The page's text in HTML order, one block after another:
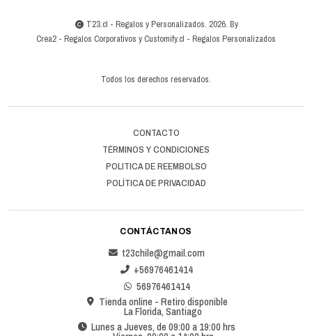
T23.cl - Regalos y Personalizados. 2026. By
Crea2 - Regalos Corporativos y Customify.cl - Regalos Personalizados
Todos los derechos reservados.
CONTACTO
TÉRMINOS Y CONDICIONES
POLITICA DE REEMBOLSO
POLÍTICA DE PRIVACIDAD
CONTÁCTANOS
t23chile@gmail.com
+56976461414
56976461414
Tienda online - Retiro disponible
La Florida, Santiago
Lunes a Jueves, de 09:00 a 19:00 hrs